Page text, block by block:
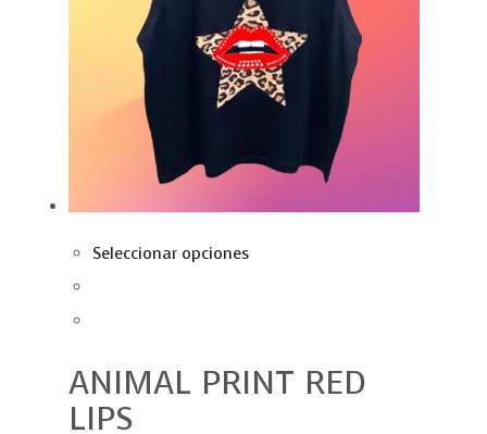
Seleccionar opciones
ANIMAL PRINT RED
LIPS